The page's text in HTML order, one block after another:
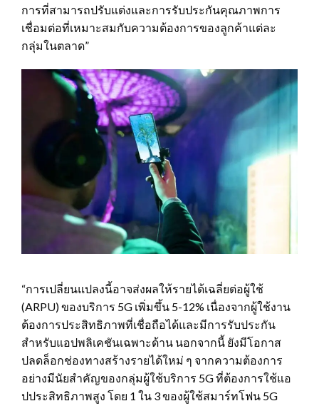
การที่สามารถปรับแต่งและการรับประกันคุณภาพการ
เชื่อมต่อที่เหมาะสมกับความต้องการของลูกค้าแต่ละ
กลุ่มในตลาด”
“การเปลี่ยนแปลงนี้อาจส่งผลให้รายได้เฉลี่ยต่อผู้ใช้
(ARPU) ของบริการ 5G เพิ่มขึ้น 5-12% เนื่องจากผู้ใช้งาน
ต้องการประสิทธิภาพที่เชื่อถือได้และมีการรับประกัน
สำหรับแอปพลิเคชันเฉพาะด้าน นอกจากนี้ ยังมีโอกาส
ปลดล็อกช่องทางสร้างรายได้ใหม่ ๆ จากความต้องการ
อย่างมีนัยสำคัญของกลุ่มผู้ใช้บริการ 5G ที่ต้องการใช้แอ
ปประสิทธิภาพสูง โดย 1 ใน 3 ของผู้ใช้สมาร์ทโฟน 5G